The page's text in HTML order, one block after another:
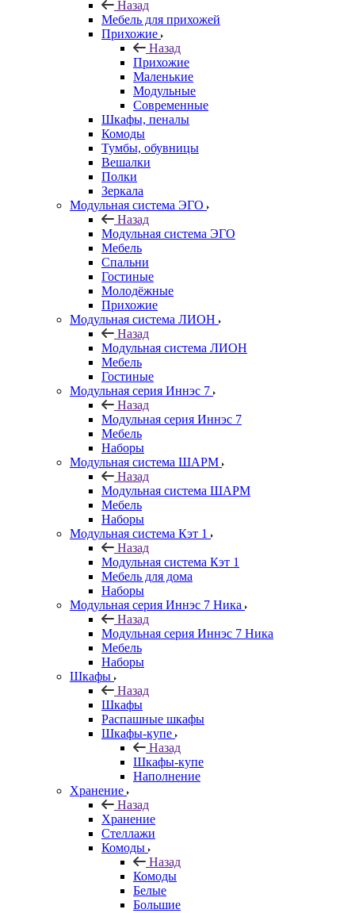
Назад
Мебель для прихожей
Прихожие
Назад
Прихожие
Маленькие
Модульные
Современные
Шкафы, пеналы
Комоды
Тумбы, обувницы
Вешалки
Полки
Зеркала
Модульная система ЭГО
Назад
Модульная система ЭГО
Мебель
Спальни
Гостиные
Молодёжные
Прихожие
Модульная система ЛИОН
Назад
Модульная система ЛИОН
Мебель
Гостиные
Модульная серия Иннэс 7
Назад
Модульная серия Иннэс 7
Мебель
Наборы
Модульная система ШАРМ
Назад
Модульная система ШАРМ
Мебель
Наборы
Модульная система Кэт 1
Назад
Модульная система Кэт 1
Мебель для дома
Наборы
Модульная серия Иннэс 7 Ника
Назад
Модульная серия Иннэс 7 Ника
Мебель
Наборы
Шкафы
Назад
Шкафы
Распашные шкафы
Шкафы-купе
Назад
Шкафы-купе
Наполнение
Хранение
Назад
Хранение
Стеллажи
Комоды
Назад
Комоды
Белые
Большие